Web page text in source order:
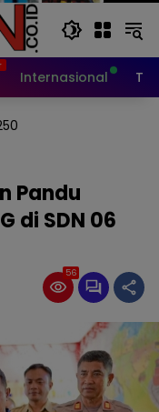
Internasional
Pandu
di SDN 06
56